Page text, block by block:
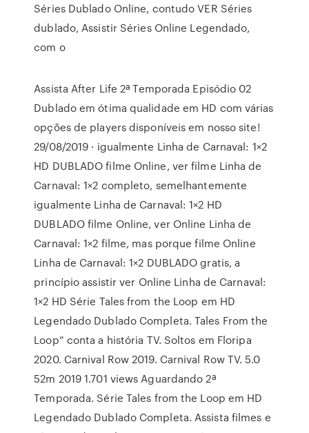
Séries Dublado Online, contudo VER Séries
dublado, Assistir Séries Online Legendado,
com o
Assista After Life 2ª Temporada Episódio 02
Dublado em ótima qualidade em HD com várias
opções de players disponíveis em nosso site!
29/08/2019 · igualmente Linha de Carnaval: 1×2
HD DUBLADO filme Online, ver filme Linha de
Carnaval: 1×2 completo, semelhantemente
igualmente Linha de Carnaval: 1×2 HD
DUBLADO filme Online, ver Online Linha de
Carnaval: 1×2 filme, mas porque filme Online
Linha de Carnaval: 1×2 DUBLADO gratis, a
princípio assistir ver Online Linha de Carnaval:
1×2 HD Série Tales from the Loop em HD
Legendado Dublado Completa. Tales From the
Loop” conta a história TV. Soltos em Floripa
2020. Carnival Row 2019. Carnival Row TV. 5.0
52m 2019 1.701 views Aguardando 2ª
Temporada. Série Tales from the Loop em HD
Legendado Dublado Completa. Assista filmes e